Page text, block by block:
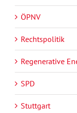
ÖPNV
Rechtspolitik
Regenerative
SPD
Stuttgart